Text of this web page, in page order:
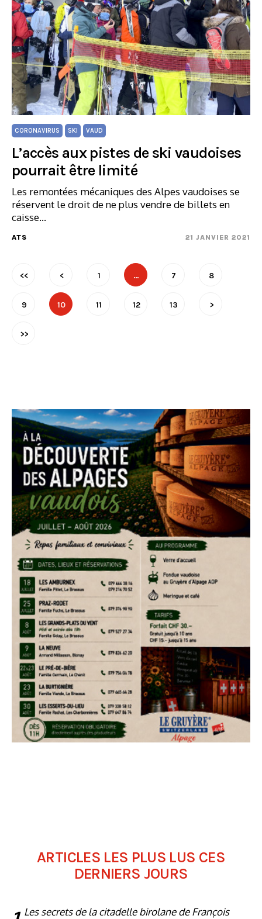
CORONAVIRUS SKI VAUD
L’accès aux pistes de ski vaudoises
pourrait être limité
Les remontées mécaniques des Alpes vaudoises se
réservent le droit de ne plus vendre de billets en
caisse…
ATS 21 JANVIER 2021
<< < 1 … 7 8
9 10 11 12 13 >
>>
ARTICLES LES PLUS LUS CES
DERNIERS JOURS
Les secrets de la citadelle birolane de François